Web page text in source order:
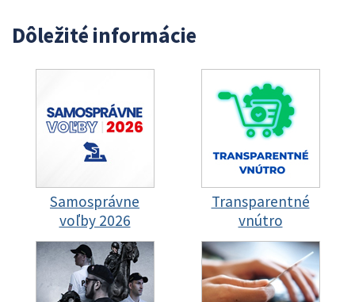
Dôležité informácie
Samosprávne
voľby 2026
Transparentné
vnútro